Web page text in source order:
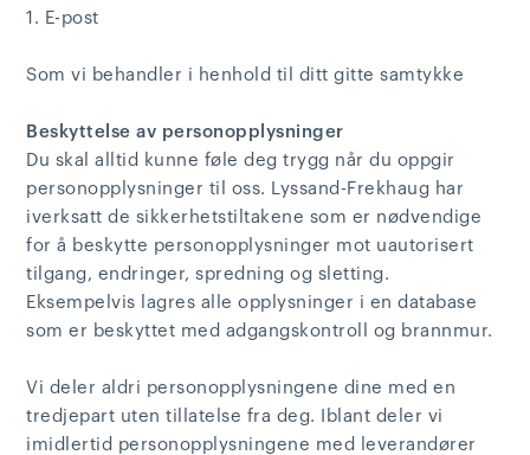
1. E-post
Som vi behandler i henhold til ditt gitte samtykke
Beskyttelse av personopplysninger
Du skal alltid kunne føle deg trygg når du oppgir
personopplysninger til oss. Lyssand-Frekhaug har
iverksatt de sikkerhetstiltakene som er nødvendige
for å beskytte personopplysninger mot uautorisert
tilgang, endringer, spredning og sletting.
Eksempelvis lagres alle opplysninger i en database
som er beskyttet med adgangskontroll og brannmur.
Vi deler aldri personopplysningene dine med en
tredjepart uten tillatelse fra deg. Iblant deler vi
imidlertid personopplysningene med leverandører